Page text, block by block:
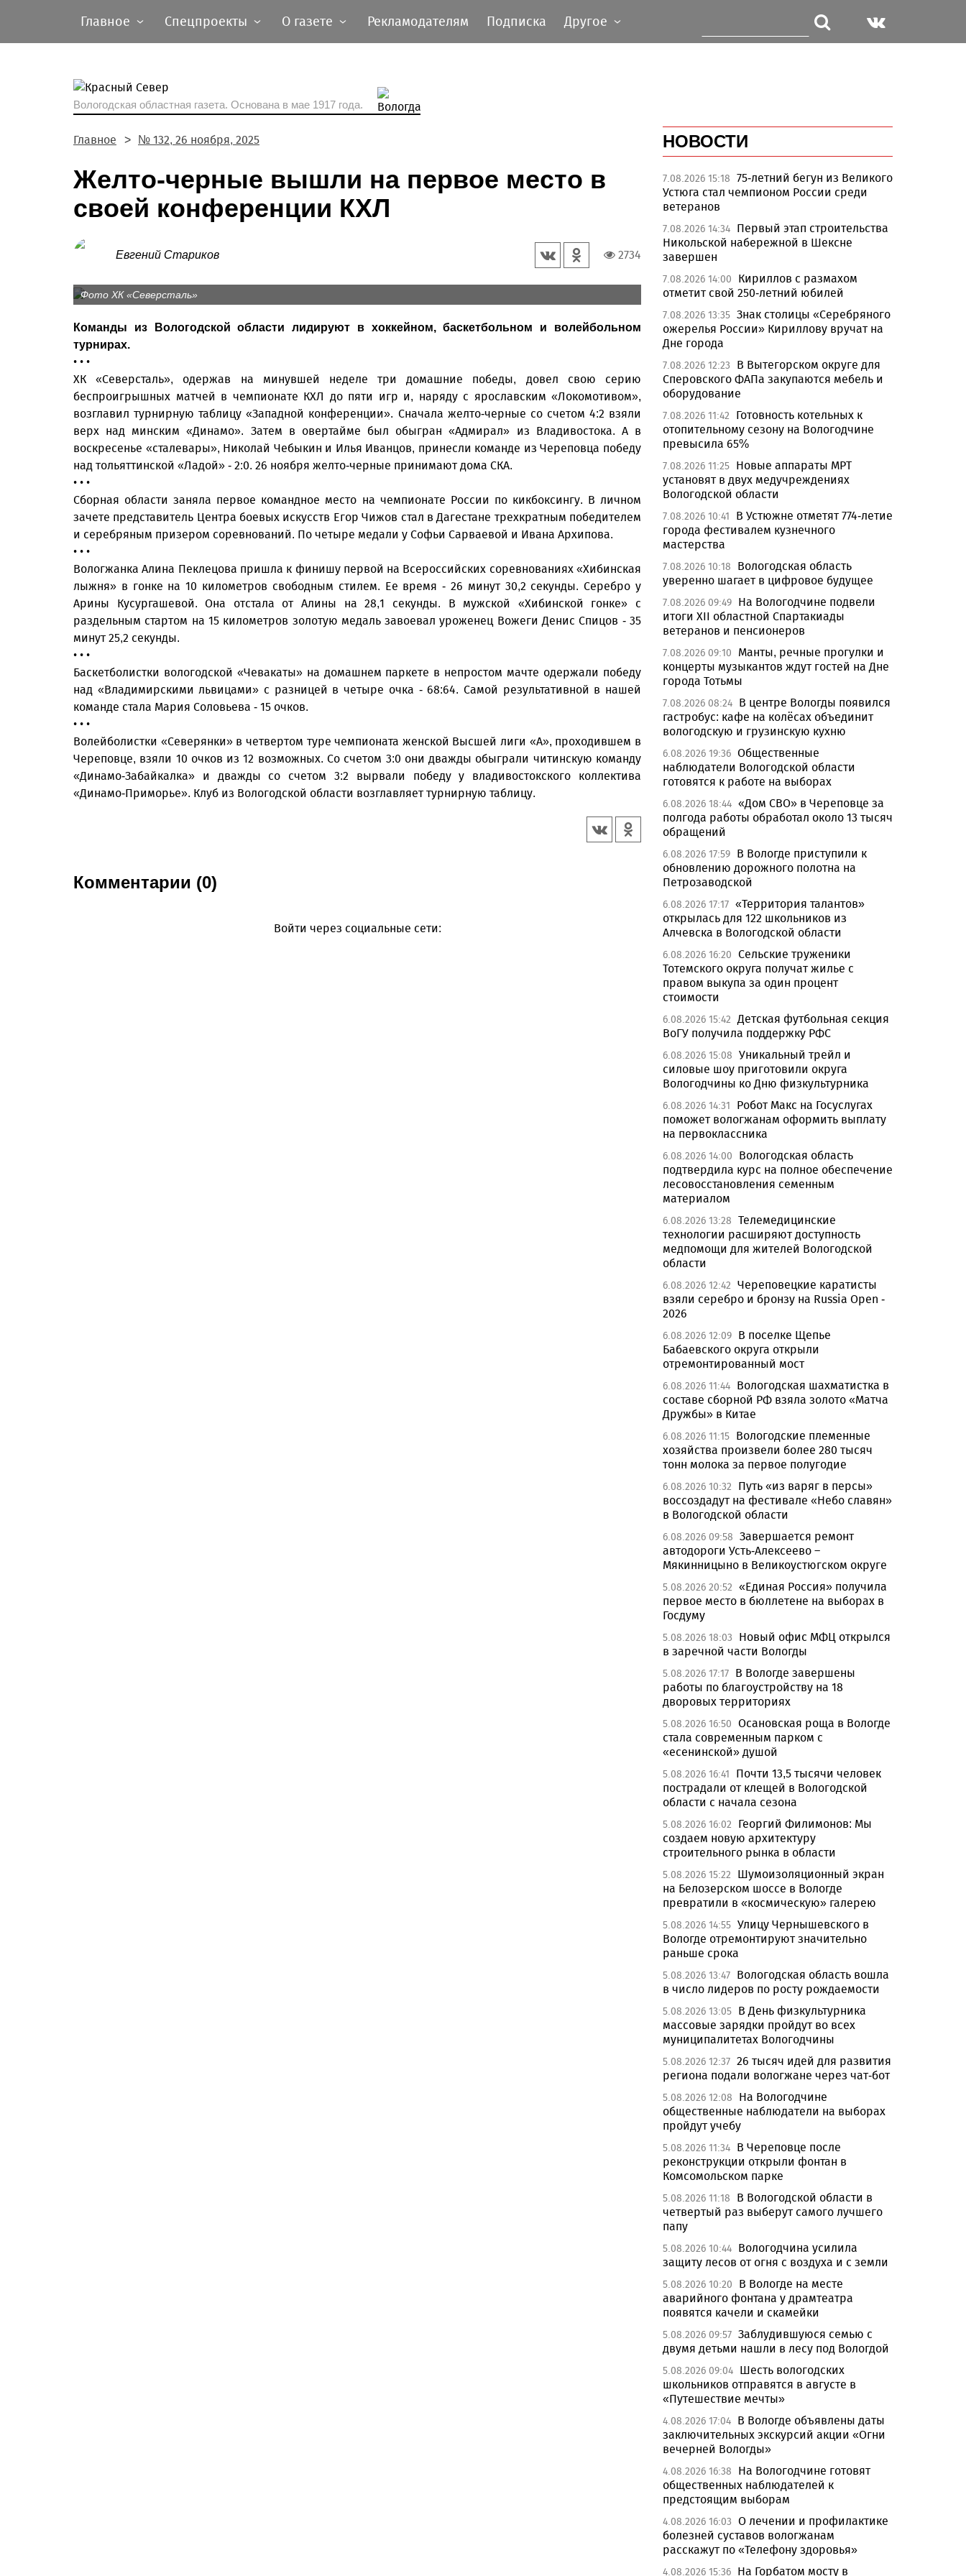
Главное Спецпроекты О газете Рекламодателям Подписка Другое
Вологодская областная газета. Основана в мае 1917 года.
Главное № 132, 26 ноября, 2025
Желто-черные вышли на первое место в
своей конференции КХЛ
Евгений Стариков 2734
Фото ХК «Северсталь»
Команды из Вологодской области лидируют в хоккейном, баскетбольном и волейбольном
турнирах.
• • •
ХК «Северсталь», одержав на минувшей неделе три домашние победы, довел свою серию
беспроигрышных матчей в чемпионате КХЛ до пяти игр и, наряду с ярославским «Локомотивом»,
возглавил турнирную таблицу «Западной конференции». Сначала желто-черные со счетом 4:2 взяли
верх над минским «Динамо». Затем в овертайме был обыгран «Адмирал» из Владивостока. А в
воскресенье «сталевары», Николай Чебыкин и Илья Иванцов, принесли команде из Череповца победу
над тольяттинской «Ладой» - 2:0. 26 ноября желто-черные принимают дома СКА.
• • •
Сборная области заняла первое командное место на чемпионате России по кикбоксингу. В личном
зачете представитель Центра боевых искусств Егор Чижов стал в Дагестане трехкратным победителем
и серебряным призером соревнований. По четыре медали у Софьи Сарваевой и Ивана Архипова.
• • •
Вологжанка Алина Пеклецова пришла к финишу первой на Всероссийских соревнованиях «Хибинская
лыжня» в гонке на 10 километров свободным стилем. Ее время - 26 минут 30,2 секунды. Серебро у
Арины Кусургашевой. Она отстала от Алины на 28,1 секунды. В мужской «Хибинской гонке» с
раздельным стартом на 15 километров золотую медаль завоевал уроженец Вожеги Денис Спицов - 35
минут 25,2 секунды.
• • •
Баскетболистки вологодской «Чевакаты» на домашнем паркете в непростом мачте одержали победу
над «Владимирскими львицами» с разницей в четыре очка - 68:64. Самой результативной в нашей
команде стала Мария Соловьева - 15 очков.
• • •
Волейболистки «Северянки» в четвертом туре чемпионата женской Высшей лиги «А», проходившем в
Череповце, взяли 10 очков из 12 возможных. Со счетом 3:0 они дважды обыграли читинскую команду
«Динамо-Забайкалка» и дважды со счетом 3:2 вырвали победу у владивостокского коллектива
«Динамо-Приморье». Клуб из Вологодской области возглавляет турнирную таблицу.
Комментарии (0)
Войти через социальные сети:
НОВОСТИ
7.08.2026 15:18 75-летний бегун из Великого
Устюга стал чемпионом России среди
ветеранов
7.08.2026 14:34 Первый этап строительства
Никольской набережной в Шексне
завершен
7.08.2026 14:00
Кириллов с размахом
отметит свой 250-летний юбилей
7.08.2026 13:35 Знак столицы «Серебряного
ожерелья России» Кириллову вручат на
Дне города
7.08.2026 12:23
В Вытегорском округе для
Сперовского ФАПа закупаются мебель и
оборудование
7.08.2026 11:42
Готовность котельных к
отопительному сезону на Вологодчине
превысила 65%
7.08.2026 11:25 Новые аппараты МРТ
установят в двух медучреждениях
Вологодской области
7.08.2026 10:41
В Устюжне отметят 774-летие
города фестивалем кузнечного
мастерства
7.08.2026 10:18
Вологодская область
уверенно шагает в цифровое будущее
7.08.2026 09:49 На Вологодчине подвели
итоги XII областной Спартакиады
ветеранов и пенсионеров
7.08.2026 09:10
Манты, речные прогулки и
концерты музыкантов ждут гостей на Дне
города Тотьмы
7.08.2026 08:24 В центре Вологды появился
гастробус: кафе на колёсах объединит
вологодскую и грузинскую кухню
6.08.2026 19:36 Общественные
наблюдатели Вологодской области
готовятся к работе на выборах
6.08.2026 18:44 «Дом СВО» в Череповце за
полгода работы обработал около 13 тысяч
обращений
6.08.2026 17:59 В Вологде приступили к
обновлению дорожного полотна на
Петрозаводской
6.08.2026 17:17 «Территория талантов»
открылась для 122 школьников из
Алчевска в Вологодской области
6.08.2026 16:20 Сельские труженики
Тотемского округа получат жилье с
правом выкупа за один процент
стоимости
6.08.2026 15:42 Детская футбольная секция
ВоГУ получила поддержку РФС
6.08.2026 15:08 Уникальный трейл и
силовые шоу приготовили округа
Вологодчины ко Дню физкультурника
6.08.2026 14:31
Робот Макс на Госуслугах
поможет вологжанам оформить выплату
на первоклассника
6.08.2026 14:00
Вологодская область
подтвердила курс на полное обеспечение
лесовосстановления семенным
материалом
6.08.2026 13:28 Телемедицинские
технологии расширяют доступность
медпомощи для жителей Вологодской
области
6.08.2026 12:42 Череповецкие каратисты
взяли серебро и бронзу на Russia Open -
2026
6.08.2026 12:09 В поселке Щепье
Бабаевского округа открыли
отремонтированный мост
6.08.2026 11:44 Вологодская шахматистка в
составе сборной РФ взяла золото «Матча
Дружбы» в Китае
6.08.2026 11:15 Вологодские племенные
хозяйства произвели более 280 тысяч
тонн молока за первое полугодие
6.08.2026 10:32
Путь «из варяг в персы»
воссоздадут на фестивале «Небо славян»
в Вологодской области
6.08.2026 09:58 Завершается ремонт
автодороги Усть-Алексеево –
Мякинницыно в Великоустюгском округе
5.08.2026 20:52 «Единая Россия» получила
первое место в бюллетене на выборах в
Госдуму
5.08.2026 18:03
Новый офис МФЦ открылся
в заречной части Вологды
5.08.2026 17:17 В Вологде завершены
работы по благоустройству на 18
дворовых территориях
5.08.2026 16:50 Осановская роща в Вологде
стала современным парком с
«есенинской» душой
5.08.2026 16:41
Почти 13,5 тысячи человек
пострадали от клещей в Вологодской
области с начала сезона
5.08.2026 16:02
Георгий Филимонов: Мы
создаем новую архитектуру
строительного рынка в области
5.08.2026 15:22
Шумоизоляционный экран
на Белозерском шоссе в Вологде
превратили в «космическую» галерею
5.08.2026 14:55 Улицу Чернышевского в
Вологде отремонтируют значительно
раньше срока
5.08.2026 13:47 Вологодская область вошла
в число лидеров по росту рождаемости
5.08.2026 13:05 В День физкультурника
массовые зарядки пройдут во всех
муниципалитетах Вологодчины
5.08.2026 12:37 26 тысяч идей для развития
региона подали вологжане через чат-бот
5.08.2026 12:08
На Вологодчине
общественные наблюдатели на выборах
пройдут учебу
5.08.2026 11:34 В Череповце после
реконструкции открыли фонтан в
Комсомольском парке
5.08.2026 11:18
В Вологодской области в
четвертый раз выберут самого лучшего
папу
5.08.2026 10:44 Вологодчина усилила
защиту лесов от огня с воздуха и с земли
5.08.2026 10:20
В Вологде на месте
аварийного фонтана у драмтеатра
появятся качели и скамейки
5.08.2026 09:57 Заблудившуюся семью с
двумя детьми нашли в лесу под Вологдой
5.08.2026 09:04 Шесть вологодских
школьников отправятся в августе в
«Путешествие мечты»
4.08.2026 17:04 В Вологде объявлены даты
заключительных экскурсий акции «Огни
вечерней Вологды»
4.08.2026 16:38
На Вологодчине готовят
общественных наблюдателей к
предстоящим выборам
4.08.2026 16:03 О лечении и профилактике
болезней суставов вологжанам
расскажут по «Телефону здоровья»
4.08.2026 15:36 На Горбатом мосту в